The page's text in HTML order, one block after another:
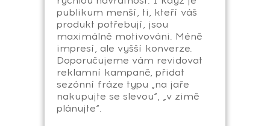
publikum menší, ti, kteří váš
produkt potřebují, jsou
maximálně motivováni. Méně
impresí, ale vyšší konverze.
Doporučujeme vám revidovat
reklamní kampaně, přidat
sezónní fráze typu „na jaře
nakupujte se slevou“, „v zimě
plánujte“.